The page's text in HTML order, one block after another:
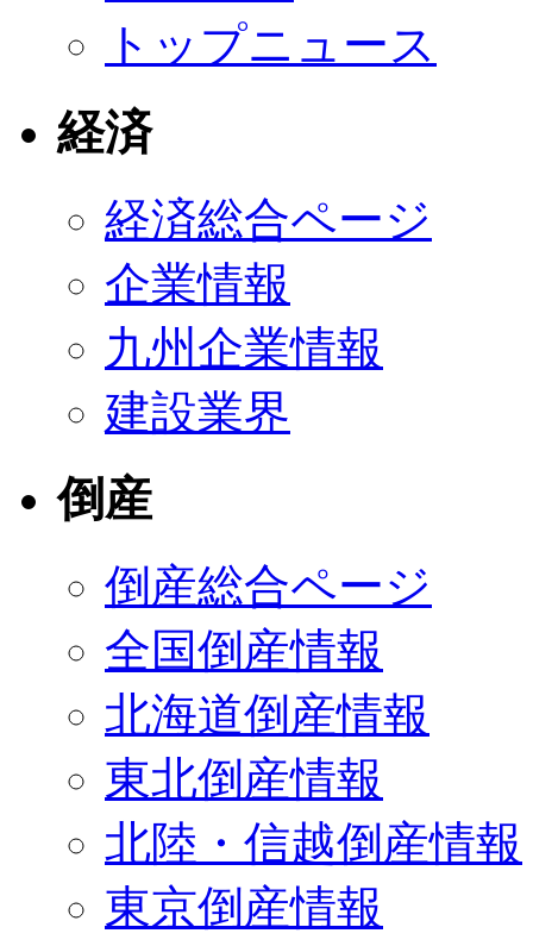
トップニュース
経済
経済総合ページ
企業情報
九州企業情報
建設業界
倒産
倒産総合ページ
全国倒産情報
北海道倒産情報
東北倒産情報
北陸・信越倒産情報
東京倒産情報